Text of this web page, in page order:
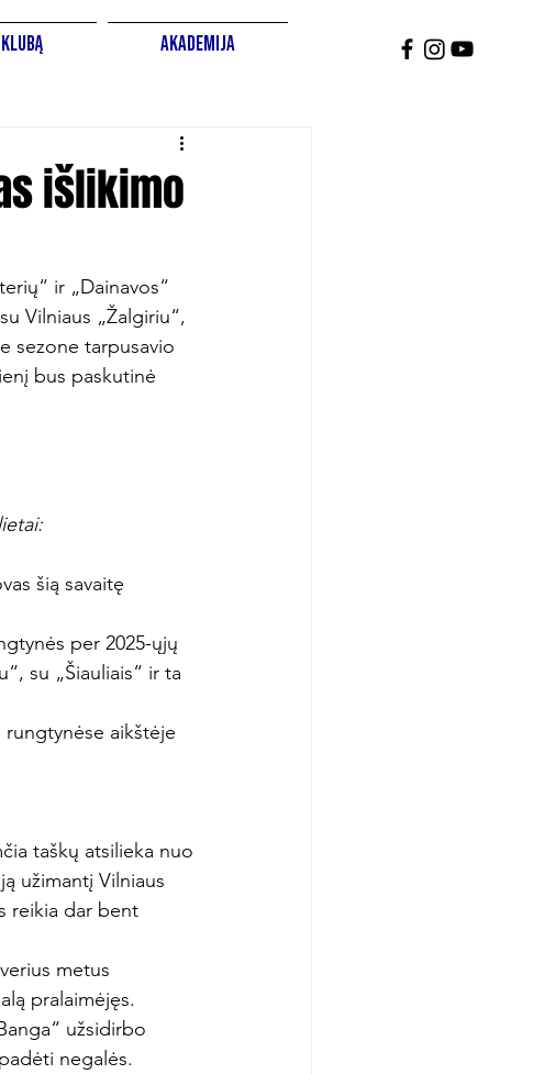
Akademija
išlikimo
ir „Dainavos“
Vilniaus „Žalgiriu“,
sezone tarpusavio
bus paskutinė
šią savaitę
per 2025-ųjų
su „Šiauliais“ ir ta
rungtynėse aikštėje
taškų atsilieka nuo
užimantį Vilniaus
reikia dar bent
metus
pralaimėjęs.
užsidirbo
negalės.